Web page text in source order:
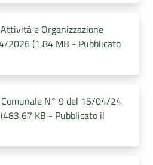
e Organizzazione
2026 (1,84 MB - Pubblicato
N° 9 del 15/04/24
KB - Pubblicato il